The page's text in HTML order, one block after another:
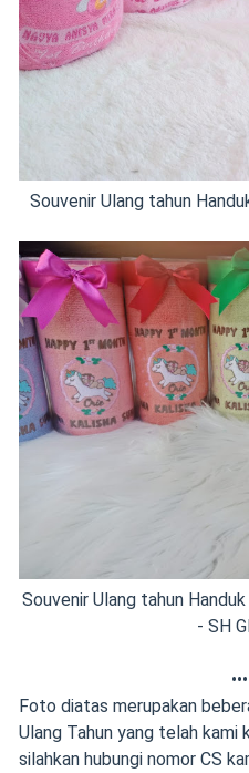
Souvenir Ulang tahun
Souvenir Ulang tahun
- SH
Foto diatas merupakan
Ulang Tahun yang telah kami
silahkan hubungi nomor CS